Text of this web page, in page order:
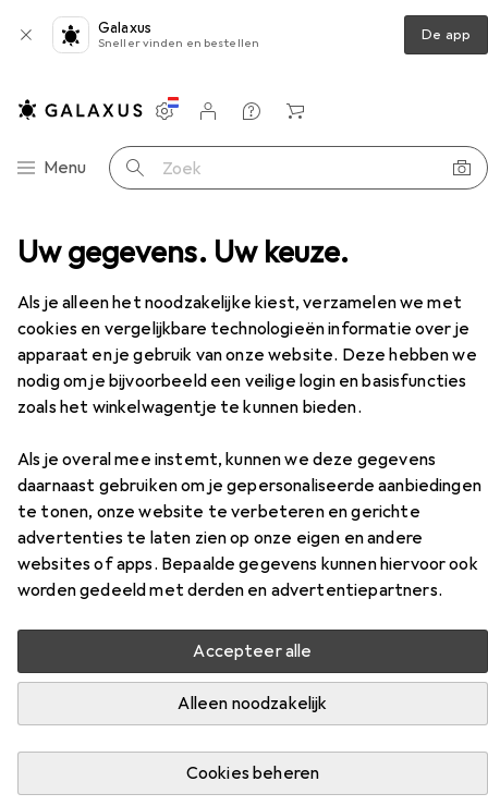
Uw gegevens. Uw keuze.
Als je alleen het noodzakelijke kiest, verzamelen we met
cookies en vergelijkbare technologieën informatie over je
apparaat en je gebruik van onze website. Deze hebben we
nodig om je bijvoorbeeld een veilige login en basisfuncties
zoals het winkelwagentje te kunnen bieden.
Als je overal mee instemt, kunnen we deze gegevens
daarnaast gebruiken om je gepersonaliseerde aanbiedingen
te tonen, onze website te verbeteren en gerichte
advertenties te laten zien op onze eigen en andere
websites of apps. Bepaalde gegevens kunnen hiervoor ook
worden gedeeld met derden en advertentiepartners.
Accepteer alle
Alleen noodzakelijk
Cookies beheren
Galaxus
Sneller vinden en bestellen De app
Categorie navigatie
Menu Zoek op
Instellingen
Klantenaccount
Produktvergelijking
Verlanglijstje
Winkelmandje
voor hoedrail ongemonteerd, voor 1 sluitsteen
EUR
3,84 per stuk voor 2 eenheden
Value Adapter voor hoedrail
ongemonteerd, voor 1 sluitsteen
Antennekabel
Accessoires voor Value Adapter
voor hoedrail ongemonteerd,
voor 1 sluitsteen
Vind passende accessoires voor de Value Adapter voor
hoedrail ongemonteerd, voor 1 sluitsteen uit de
categorieën Videokabel, USB-kabel en Netwerk